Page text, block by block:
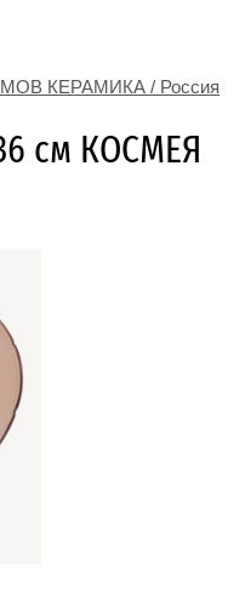
КЕРАМИКА / Россия
см КОСМЕЯ